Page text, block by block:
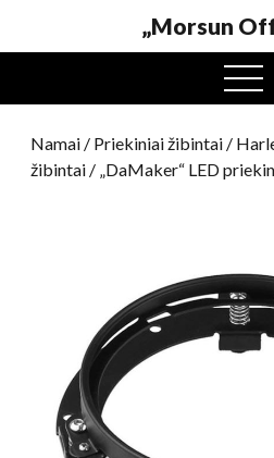
„Morsun
Namai / Priekiniai žibintai /
žibintai / „DaMaker“ LED